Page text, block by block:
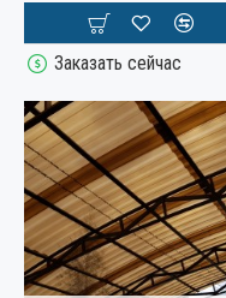
Заказать сейчас